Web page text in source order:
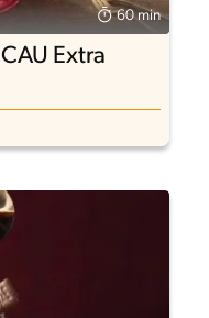
60 min
Extra